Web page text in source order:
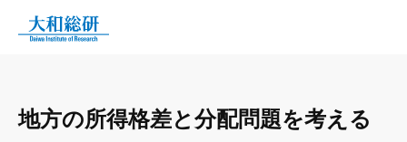
地方の所得格差と分配問題を考える